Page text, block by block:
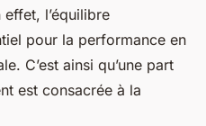
l’équilibre
pour la performance en
C’est ainsi qu’une part
est consacrée à la